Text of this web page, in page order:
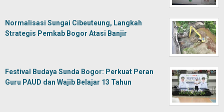
Normalisasi Sungai Cibeuteung, Langkah
Strategis Pemkab Bogor Atasi Banjir
Festival Budaya Sunda Bogor: Perkuat Peran
Guru PAUD dan Wajib Belajar 13 Tahun